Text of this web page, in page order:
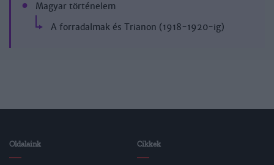
Magyar történelem
A forradalmak és Trianon (1918-1920-ig)
Oldalaink Cikkek